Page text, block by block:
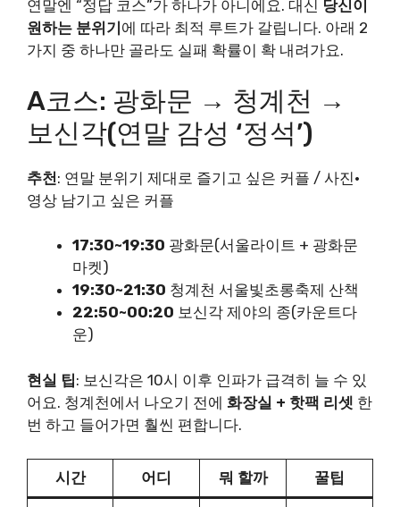
연말엔 “정답 코스”가 하나가 아니에요. 대신 당신이
원하는 분위기 에 따라 최적 루트가 갈립니다. 아래 2
가지 중 하나만 골라도 실패 확률이 확 내려가요.
A코스: 광화문 → 청계천 →
보신각(연말 감성 ‘정석’)
추천: 연말 분위기 제대로 즐기고 싶은 커플 / 사진·
영상 남기고 싶은 커플
17:30~19:30 광화문(서울라이트 + 광화문
마켓)
19:30~21:30 청계천 서울빛초롱축제 산책
22:50~00:20 보신각 제야의 종(카운트다
운)
현실 팁: 보신각은 10시 이후 인파가 급격히 늘 수 있
어요. 청계천에서 나오기 전에 화장실 + 핫팩 리셋 한
번 하고 들어가면 훨씬 편합니다.
시간 어디 뭐 할까 꿀팁